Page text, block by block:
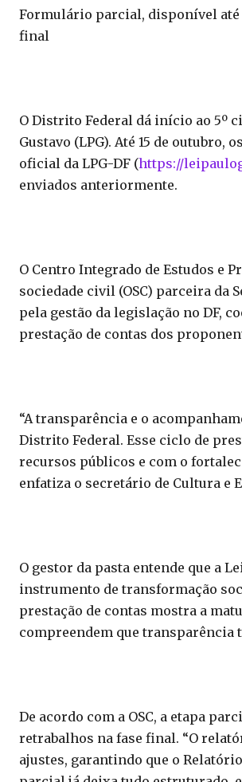
Formulário parcial, disponível até
final
O Distrito Federal dá início ao 5º
Gustavo (LPG). Até 15 de
oficial da LPG-DF (https://
enviados anteriormente.
O Centro Integrado de Estudos e
sociedade civil (OSC) parceira da
pela gestão da legislação no DF,
prestação de contas dos
“A transparência e o
Distrito Federal. Esse ciclo de
recursos públicos e com o
enfatiza o secretário de Cultura e
O gestor da pasta entende que a
instrumento de transformação
prestação de contas mostra a
compreendem que transparência
De acordo com a OSC, a etapa
retrabalhos na fase final. “O
ajustes, garantindo que o